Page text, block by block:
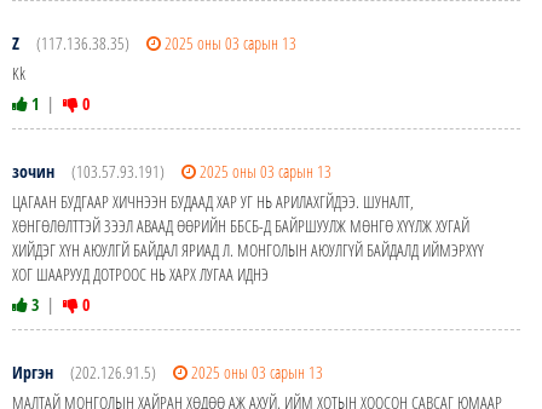
Z (117.136.38.35)
2025 оны 03 сарын 13
Kk
1 | 0
зочин (103.57.93.191)
2025 оны 03 сарын 13
ЦАГААН БУДГААР ХИЧНЭЭН БУДААД ХАР УГ НЬ АРИЛАХГЙДЭЭ. ШУНАЛТ,
ХӨНГӨЛӨЛТТЭЙ ЗЭЭЛ АВААД ӨӨРИЙН ББСБ-Д БАЙРШУУЛЖ МӨНГӨ ХҮҮЛЖ ХУГАЙ
ХИЙДЭГ ХҮН АЮУЛГЙ БАЙДАЛ ЯРИАД Л. МОНГОЛЫН АЮУЛГҮЙ БАЙДАЛД ИЙМЭРХҮҮ
ХОГ ШААРУУД ДОТРООС НЬ ХАРХ ЛУГАА ИДНЭ
3 | 0
Иргэн (202.126.91.5)
2025 оны 03 сарын 13
МАЛТАЙ МОНГОЛЫН ХАЙРАН ХӨДӨӨ АЖ АХУЙ. ИЙМ ХОТЫН ХООСОН САВСАГ ЮМААР